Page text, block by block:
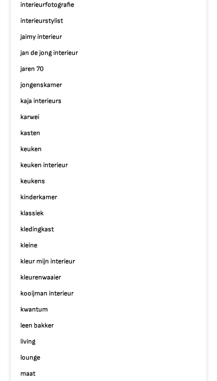
interieurfotografie
interieurstylist
jaimy interieur
jan de jong interieur
jaren 70
jongenskamer
kaja interieurs
karwei
kasten
keuken
keuken interieur
keukens
kinderkamer
klassiek
kledingkast
kleine
kleur mijn interieur
kleurenwaaier
kooijman interieur
kwantum
leen bakker
living
lounge
maat